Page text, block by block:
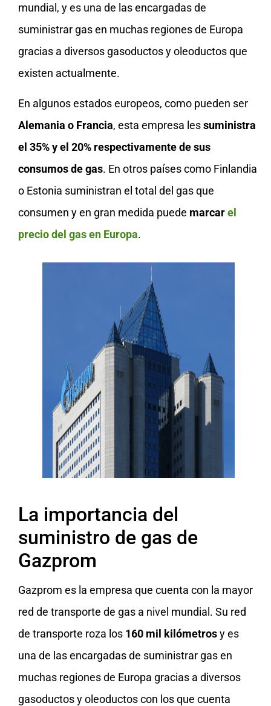
mundial, y es una de las encargadas de
suministrar gas en muchas regiones de Europa
gracias a diversos gasoductos y oleoductos que
existen actualmente.
En algunos estados europeos, como pueden ser
Alemania o Francia, esta empresa lessuministra
el 35% y el 20% respectivamente de sus
consumos de gas. En otros países como Finlandia
o Estonia suministran el total del gas que
consumen y en gran medida puede marcarel
precio del gas en Europa.
La importancia del
suministro de gas de
Gazprom
Gazprom es la empresa que cuenta con la mayor
red de transporte de gas a nivel mundial. Su red
de transporte roza los 160 mil kilómetrosy es
una de las encargadas de suministrar gas en
muchas regiones de Europa gracias a diversos
gasoductos y oleoductos con los que cuenta